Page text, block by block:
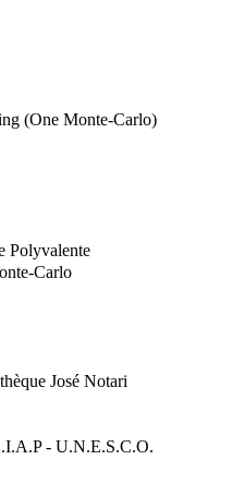
(One Monte-Carlo)
Polyvalente
Carlo
José Notari
- U.N.E.S.C.O.